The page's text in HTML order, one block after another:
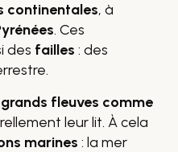
continentales, à
. Ces
des failles : des
grands fleuves comme
leur lit. À cela
marines : la mer